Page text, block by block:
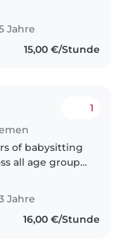
Assistentin
Mein
Jahre
15,00 €/Stunde
1
of babysitting
all age groups,
a background
and a
and games,..
Jahre
16,00 €/Stunde